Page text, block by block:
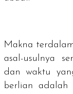
Makna
asal-usulnya
dan waktu
berlian adalah